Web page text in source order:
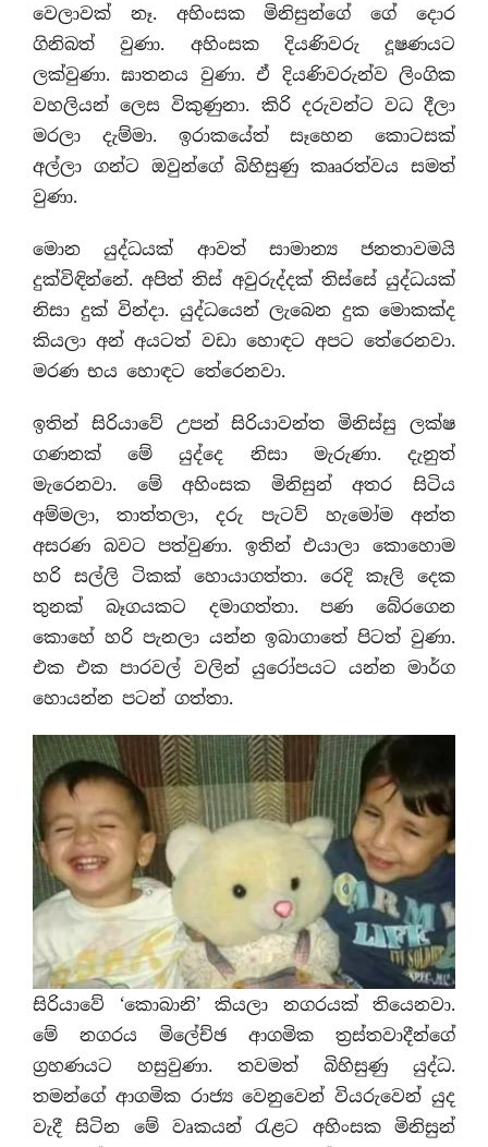
වෙලාවක් නෑ. අහිංසක මිනිසුන්ගේ ගේ දොර
ගිනිබත් වුණා. අහිංසක දියණිවරු දූෂණයට
ලක්වුණා. ඝාතනය වුණා. ඒ දියණිවරුන්ව ලිංගික
වහලියන් ලෙස විකුණුනා. කිරි දරුවන්ට වධ දීලා
මරලා දැම්මා. ඉරාකයේත් සෑහෙන කොටසක්
අල්ලා ගන්ට ඔවුන්ගේ බිහිසුණු කෲරත්වය සමත්
වුණා.
මොන යුද්ධයක් ආවත් සාමාන්‍ය ජනතාවමයි
දුක්විඳින්නේ. අපිත් තිස් අවුරුද්දක් තිස්සේ යුද්ධයක්
නිසා දුක් වින්දා. යුද්ධයෙන් ලැබෙන දුක මොකක්ද
කියලා අන් අයටත් වඩා හොඳට අපට තේරෙනවා.
මරණ භය හොඳට තේරෙනවා.
ඉතින් සිරියාවේ උපන් සිරියාවන්ත මිනිස්සු ලක්ෂ
ගණනක් මේ යුද්දෙ නිසා මැරුණා. දැනුත්
මැරෙනවා. මේ අහිංසක මිනිසුන් අතර සිටිය
අම්මලා, තාත්තලා, දරු පැටව් හැමෝම අන්ත
අසරණ බවට පත්වුණා. ඉතින් එයාලා කොහොම
හරි සල්ලි ටිකක් හොයාගත්තා. රෙදි කෑලි දෙක
තුනක් බෑගයකට දමාගත්තා. පණ බේරගෙන
කොහේ හරි පැනලා යන්න ඉබාගාතේ පිටත් වුණා.
එක එක පාරවල් වලින් යුරෝපයට යන්න මාර්ග
හොයන්න පටන් ගත්තා.
සිරියාවේ ‘කොබානි’ කියලා නගරයක් තියෙනවා.
මේ නගරය මිලේච්ඡ ආගමික ත‍්‍රස්තවාදීන්ගේ
ග‍්‍රහණයට හසුවුණා. තවමත් බිහිසුණු යුද්ධ.
තමන්ගේ ආගමික රාජ්‍ය වෙනුවෙන් වියරුවෙන් යුද
වැදී සිටින මේ වෘකයන් රැළට අහිංසක මිනිසුන්